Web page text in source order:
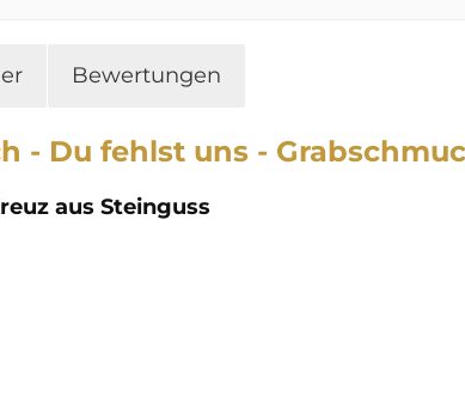
Bewertungen
- Du fehlst uns -
aus Steinguss